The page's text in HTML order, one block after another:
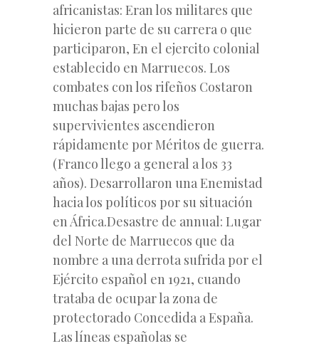
africanistas: Eran los militares que
hicieron parte de su carrera o que
participaron, En el ejercito colonial
establecido en Marruecos. Los
combates con los rifeños Costaron
muchas bajas pero los
supervivientes ascendieron
rápidamente por Méritos de guerra.
(Franco llego a general a los 33
años). Desarrollaron una Enemistad
hacia los políticos por su situación
en África.Desastre de annual: Lugar
del Norte de Marruecos que da
nombre a una derrota sufrida por el
Ejército español en 1921, cuando
trataba de ocupar la zona de
protectorado Concedida a España.
Las líneas españolas se